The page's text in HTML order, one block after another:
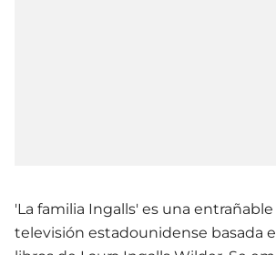
'La familia Ingalls' es una
televisión estadounidense basada